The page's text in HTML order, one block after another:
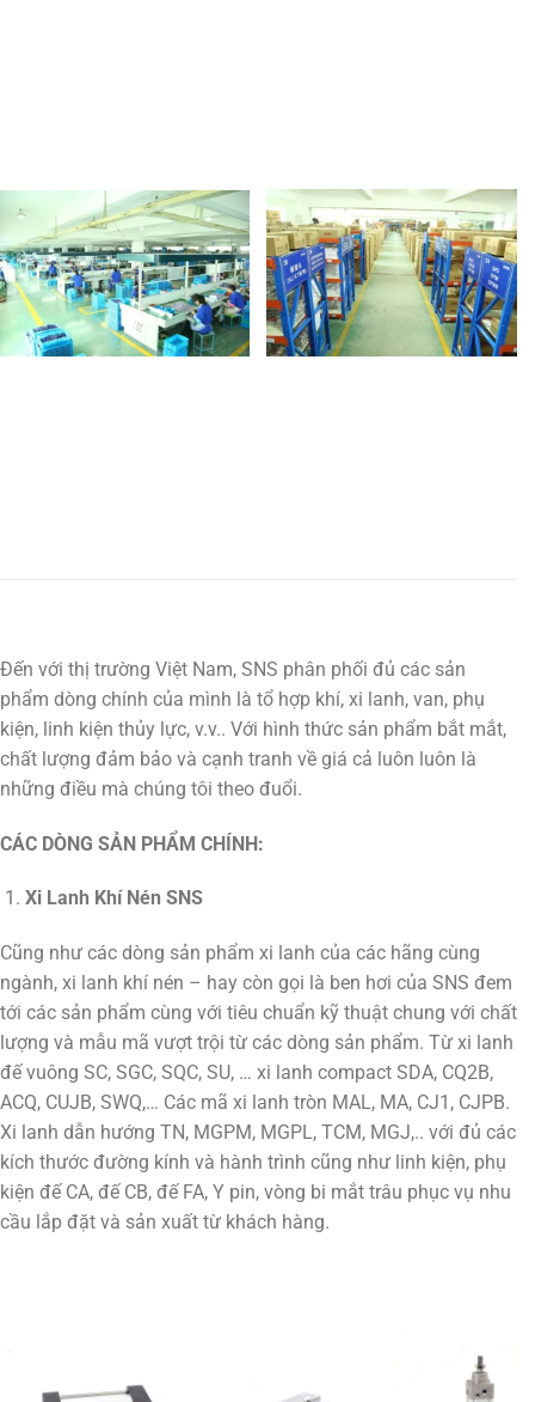
Đến với thị trường Việt Nam, SNS phân phối đủ các sản
phẩm dòng chính của mình là tổ hợp khí, xi lanh, van, phụ
kiện, linh kiện thủy lực, v.v.. Với hình thức sản phẩm bắt mắt,
chất lượng đảm bảo và cạnh tranh về giá cả luôn luôn là
những điều mà chúng tôi theo đuổi.
CÁC DÒNG SẢN PHẨM CHÍNH:
Xi Lanh Khí Nén SNS
Cũng như các dòng sản phẩm xi lanh của các hãng cùng
ngành, xi lanh khí nén – hay còn gọi là ben hơi của SNS đem
tới các sản phẩm cùng với tiêu chuẩn kỹ thuật chung với chất
lượng và mẫu mã vượt trội từ các dòng sản phẩm. Từ xi lanh
đế vuông SC, SGC, SQC, SU, … xi lanh compact SDA, CQ2B,
ACQ, CUJB, SWQ,… Các mã xi lanh tròn MAL, MA, CJ1, CJPB.
Xi lanh dẫn hướng TN, MGPM, MGPL, TCM, MGJ,.. với đủ các
kích thước đường kính và hành trình cũng như linh kiện, phụ
kiện đế CA, đế CB, đế FA, Y pin, vòng bi mắt trâu phục vụ nhu
cầu lắp đặt và sản xuất từ khách hàng.